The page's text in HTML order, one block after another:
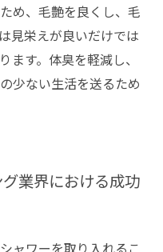
め、毛艶を良くし、毛
見栄えが良いだけでは
ます。体臭を軽減し、
少ない生活を送るため
業界における成功
ャワーを取り入れるこ